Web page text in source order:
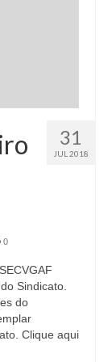
31
JUL 2018
0
Sindicato.
do
Clique aqui